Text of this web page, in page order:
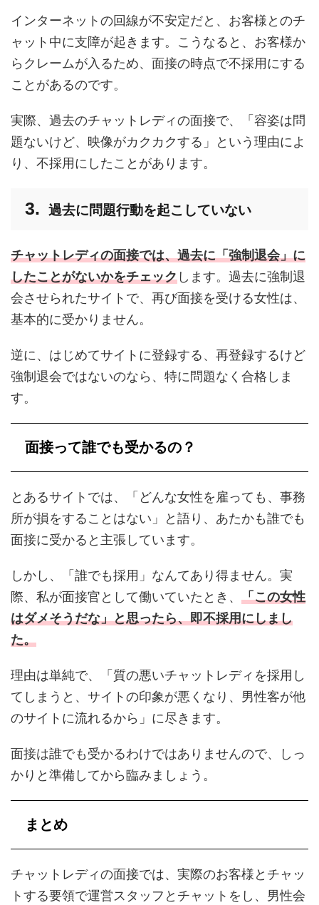
インターネットの回線が不安定だと、お客様とのチ
ャット中に支障が起きます。こうなると、お客様か
らクレームが入るため、面接の時点で不採用にする
ことがあるのです。
実際、過去のチャットレディの面接で、「容姿は問
題ないけど、映像がカクカクする」という理由によ
り、不採用にしたことがあります。
過去に問題行動を起こしていない
チャットレディの面接では、過去に「強制退会」に
したことがないかをチェックします。過去に強制退
会させられたサイトで、再び面接を受ける女性は、
基本的に受かりません。
逆に、はじめてサイトに登録する、再登録するけど
強制退会ではないのなら、特に問題なく合格しま
す。
面接って誰でも受かるの？
とあるサイトでは、「どんな女性を雇っても、事務
所が損をすることはない」と語り、あたかも誰でも
面接に受かると主張しています。
しかし、「誰でも採用」なんてあり得ません。実
際、私が面接官として働いていたとき、 「この女性
はダメそうだな」と思ったら、即不採用にしまし
た。
理由は単純で、「質の悪いチャットレディを採用し
てしまうと、サイトの印象が悪くなり、男性客が他
のサイトに流れるから」に尽きます。
面接は誰でも受かるわけではありませんので、しっ
かりと準備してから臨みましょう。
まとめ
チャットレディの面接では、実際のお客様とチャッ
トする要領で運営スタッフとチャットをし、男性会